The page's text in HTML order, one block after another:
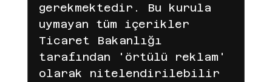
gerekmektedir. Bu kurula
uymayan tüm içerikler
Ticaret Bakanlığı
tarafından 'örtülü reklam'
olarak nitelendirilebilir